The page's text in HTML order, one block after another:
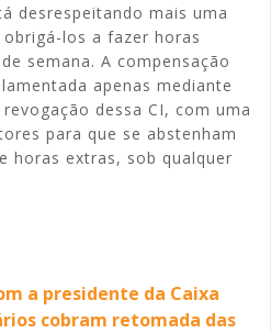
desrespeitando mais uma
los a fazer horas
semana. A compensação
apenas mediante
dessa CI, com uma
para que se abstenham
horas extras, sob qualquer
a presidente da Caixa
cobram retomada das